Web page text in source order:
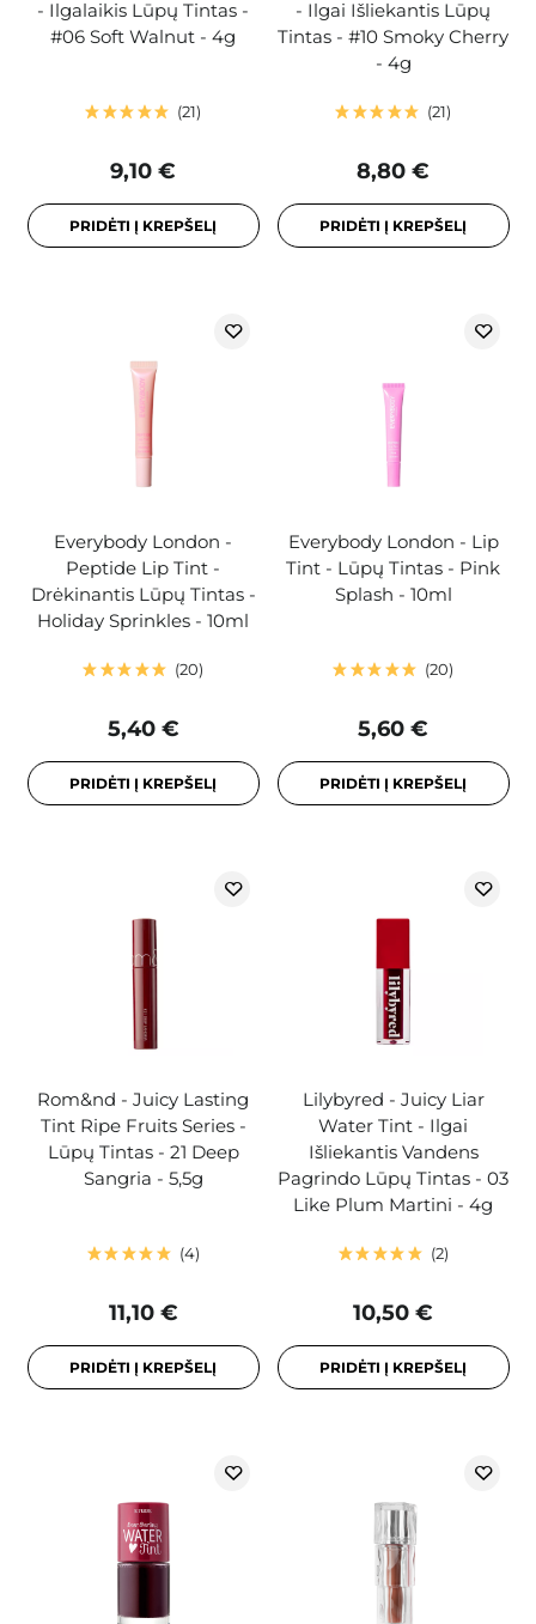
- Ilgalaikis Lūpų Tintas -
#06 Soft Walnut - 4g
21
9,10 €
PRIDĖTI Į KREPŠELĮ
- Ilgai Išliekantis Lūpų
Tintas - #10 Smoky Cherry
- 4g
21
8,80 €
PRIDĖTI Į KREPŠELĮ
Everybody London -
Peptide Lip Tint -
Drėkinantis Lūpų Tintas -
Holiday Sprinkles - 10ml
20
5,40 €
PRIDĖTI Į KREPŠELĮ
Everybody London - Lip
Tint - Lūpų Tintas - Pink
Splash - 10ml
20
5,60 €
PRIDĖTI Į KREPŠELĮ
Rom&nd - Juicy Lasting
Tint Ripe Fruits Series -
Lūpų Tintas - 21 Deep
Sangria - 5,5g
4
11,10 €
PRIDĖTI Į KREPŠELĮ
Lilybyred - Juicy Liar
Water Tint - Ilgai
Išliekantis Vandens
Pagrindo Lūpų Tintas - 03
Like Plum Martini - 4g
2
10,50 €
PRIDĖTI Į KREPŠELĮ